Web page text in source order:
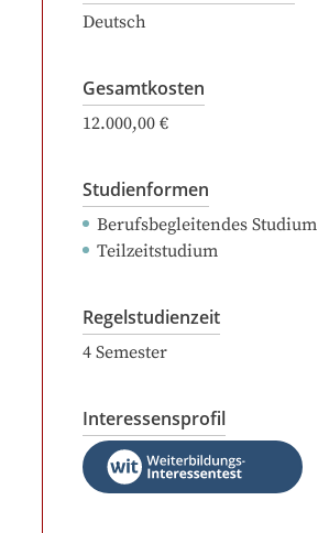
Deutsch
Gesamtkosten
12.000,00 €
Studienformen
Berufsbegleitendes Studium
Teilzeitstudium
Regelstudienzeit
4 Semester
Interessensprofil